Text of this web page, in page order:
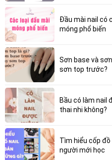
Đầu mài nail có
móng phổ biến
Sơn base và
sơn top trước?
Bầu có làm nail
thai nhi không?
Tìm hiểu cốp
người mới học